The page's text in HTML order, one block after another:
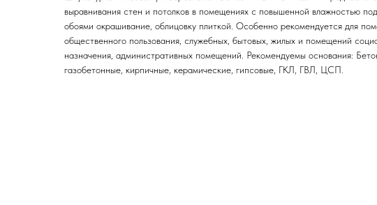
выравнивания стен и потолков в помещениях с повышенной влажностью
обоями окрашивание, облицовку плиткой. Особенно рекомендуется для
общественного пользования, служебных, бытовых, жилых и помещений
назначения, административных помещений. Рекомендуемы основания:
газобетонные, кирпичные, керамические, гипсовые, ГКЛ, ГВЛ, ЦСП.